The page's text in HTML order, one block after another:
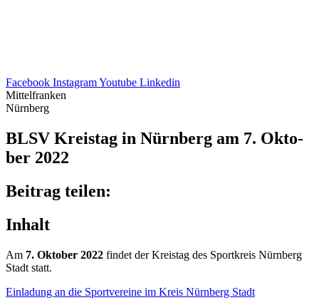
Facebook InstagramYoutube Linkedin
Mittelfranken
Nürnberg
BLSV Kreis­tag in Nürn­berg am 7. Okto­
ber 2022
Beitrag teilen:
Inhalt
Am 7. Okto­ber 2022 findet der Kreis­tag des Sport­kreis Nürn­berg
Stadt statt.
Einla­dung an die Sport­ver­eine im Kreis Nürn­berg Stadt